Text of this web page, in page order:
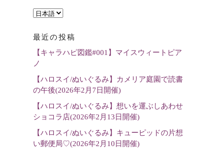
言
を
選
最近の投稿
【キャラハピ図鑑#001】マイスウィートピア
ノ
【ハロスイ/ぬいぐるみ】カメリア庭園で読書
の午後(2026年2月7日開催)
【ハロスイ/ぬいぐるみ】想いを運ぶしあわせ
ショコラ店(2026年2月13日開催)
【ハロスイ/ぬいぐるみ】キューピッドの片想
い郵便局♡(2026年2月10日開催)